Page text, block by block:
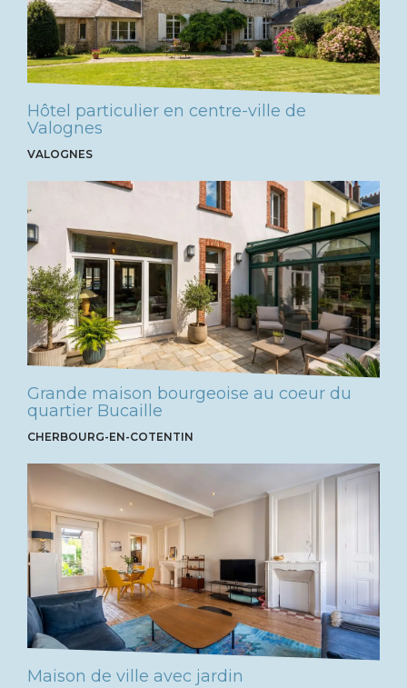
Hôtel particulier en centre-ville de
Valognes
VALOGNES
Grande maison bourgeoise au coeur du
quartier Bucaille
CHERBOURG-EN-COTENTIN
Maison de ville avec jardin